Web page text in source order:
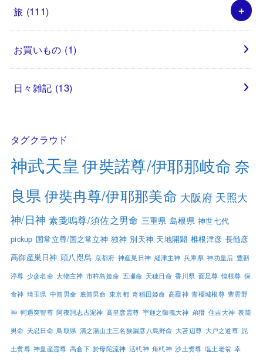
旅 (111)
お買いもの (1)
日々雑記 (13)
タグクラウド
神武天皇 伊奘諾尊/伊耶那岐命 奈
良県 伊奘冉尊/伊耶那美命 大阪府 天照大
神/日神 素戔嗚尊/須佐之男命 三重県 島根県 神世七代
pickup 国常立尊/国之常立神 独神 別天神 天地開闢 椎根津彦 長髄彦
高御産巣日神 頭八咫烏 京都府 神産巣日神 経津主神 兵庫県 神功皇后 豊斟
渟尊 少彦名命 大物主神 市杵島姫命 五瀬命 天穂日命 香川県 面足尊 惶根尊 保
食神 埼玉県 中筒男命 底筒男命 東京都 奇稲田姫命 高龗神 青橿城根尊 豊雲野
神 軻遇突智尊 阿夜訶志古泥神 高皇彦霊尊 宇迦之御魂大神 弟猾 住吉大神 表筒
男命 天忍日命 鳥取県 清之湯山主三名狭漏彦八島野命 大苫辺尊 大戸之道尊 泥
土煑尊 神皇産霊尊 高倉下 於母陀流神 活杙神 角杙神 沙土煑尊 塩土老翁 幸